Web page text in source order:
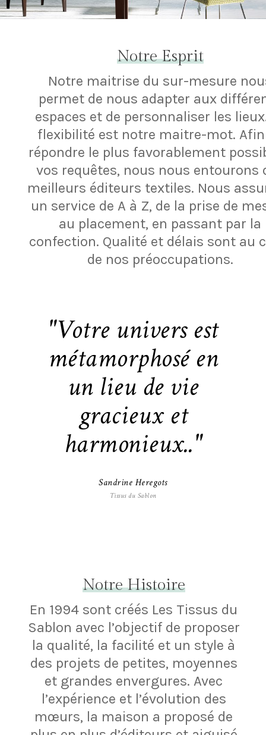
Notre Esprit
Notre maitrise du sur-mesure
permet de nous adapter aux
espaces et de personnaliser les
flexibilité est notre maitre-mot. Afin
répondre le plus favorablement
vos requêtes, nous nous entourons
meilleurs éditeurs textiles. Nous
un service de A à Z, de la prise de
au placement, en passant par la
confection. Qualité et délais sont au
de nos préoccupations.
"Votre univers est
métamorphosé en
un lieu de vie
gracieux et
harmonieux.."
Sandrine Heregots
Tissus du Sablon
Notre Histoire
En 1994 sont créés Les Tissus du
Sablon avec l’objectif de proposer
la qualité, la facilité et un style à
des projets de petites, moyennes
et grandes envergures. Avec
l’expérience et l’évolution des
mœurs, la maison a proposé de